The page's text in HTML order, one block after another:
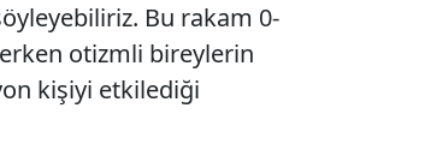
Gaziantep
Giresun
Bu rakam 0-
otizmli bireylerin
kişiyi etkilediği